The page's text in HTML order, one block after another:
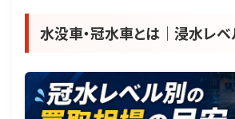
水没車・冠水車とは｜浸水レ